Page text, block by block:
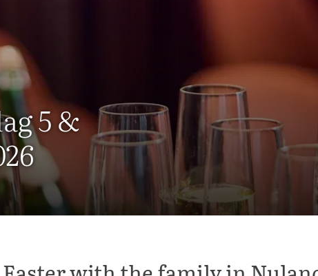
5 &